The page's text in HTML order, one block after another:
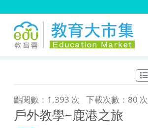
點閱數：1,393 次 下載次數：80 次
戶外教學~鹿港之旅